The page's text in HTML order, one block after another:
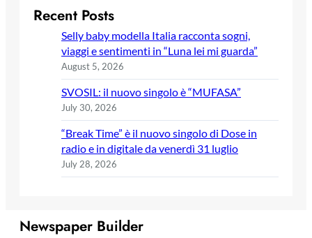
Recent Posts
Selly baby modella Italia racconta sogni,
viaggi e sentimenti in “Luna lei mi guarda”
August 5, 2026
SVOSIL: il nuovo singolo è “MUFASA”
July 30, 2026
“Break Time” è il nuovo singolo di Dose in
radio e in digitale da venerdì 31 luglio
July 28, 2026
Newspaper Builder